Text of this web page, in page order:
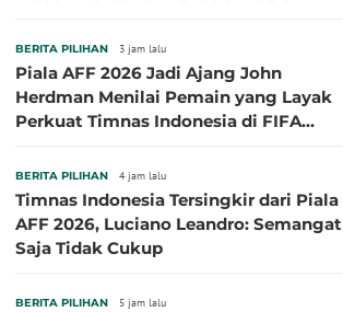
BERITA PILIHAN 3 jam lalu
Piala AFF 2026 Jadi Ajang John
Herdman Menilai Pemain yang Layak
Perkuat Timnas Indonesia di FIFA
BERITA PILIHAN 4 jam lalu
Timnas Indonesia Tersingkir dari Piala
AFF 2026, Luciano Leandro: Semangat
Saja Tidak Cukup
BERITA PILIHAN 5 jam lalu